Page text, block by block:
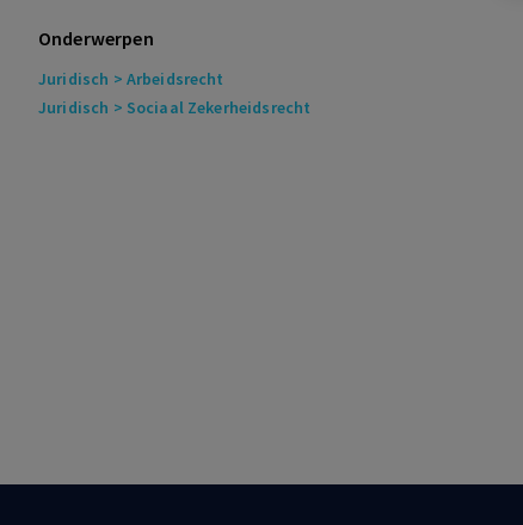
Onderwerpen
Juridisch > Arbeidsrecht
Juridisch > Sociaal Zekerheidsrecht